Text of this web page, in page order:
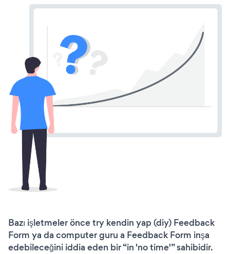
Bazı işletmeler önce try kendin yap (diy) Feedback
Form ya da computer guru a Feedback Form inşa
edebileceğini iddia eden bir “in 'no time'” sahibidir.